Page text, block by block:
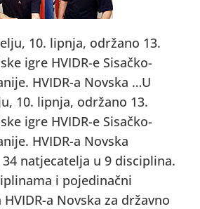
10. lipnja, održano 13.
igre HVIDR-e Sisačko-
HVIDR-a Novska …U
10. lipnja, održano 13.
igre HVIDR-e Sisačko-
HVIDR-a Novska
natjecatelja u 9 disciplina.
i pojedinačni
a Novska za državno